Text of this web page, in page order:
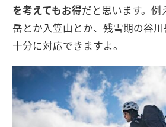
を考えてもお得だと思います。
岳とか入笠山とか、残雪期の谷
十分に対応できますよ。